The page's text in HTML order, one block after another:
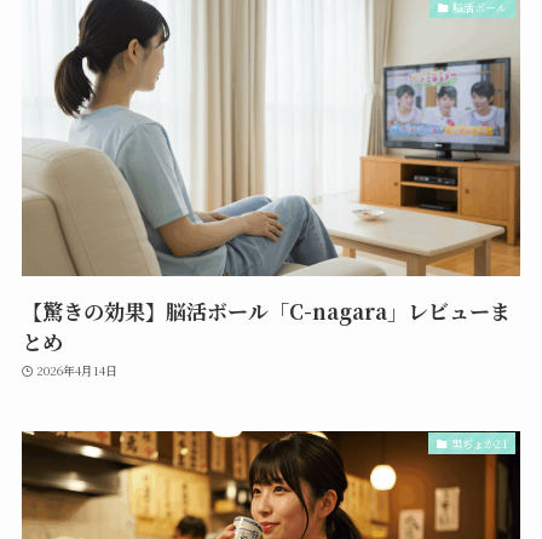
脳活ボール
【驚きの効果】脳活ボール「C-nagara」レビューま
とめ
2026年4月14日
黒ぢょか21